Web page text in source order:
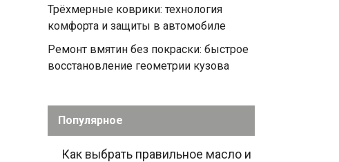
Трёхмерные коврики: технология
комфорта и защиты в автомобиле
Ремонт вмятин без покраски: быстрое
восстановление геометрии кузова
Популярное
Как выбрать правильное масло и